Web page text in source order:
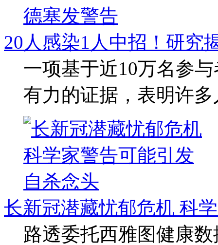
20人感染1人中招！研究
一项基于近10万名参
有力的证据，表明许
长新冠潜藏忧郁危机 科
路透委托西雅图健康